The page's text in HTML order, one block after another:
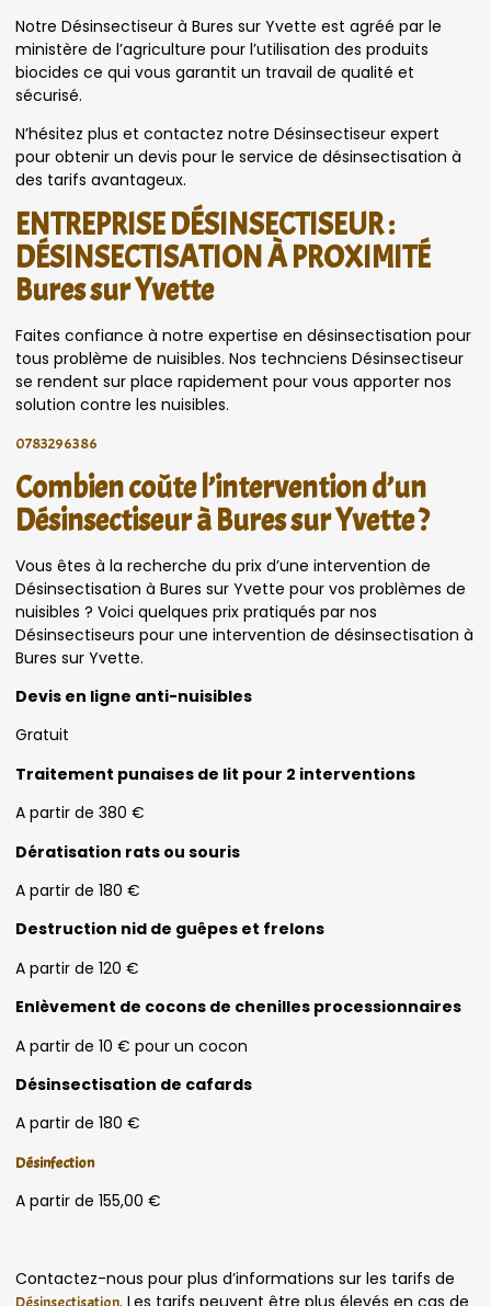
Notre Désinsectiseur à Bures sur Yvette est agréé par le
ministère de l’agriculture pour l’utilisation des produits
biocides ce qui vous garantit un travail de qualité et
sécurisé.
N’hésitez plus et contactez notre Désinsectiseur expert
pour obtenir un devis pour le service de désinsectisation à
des tarifs avantageux.
ENTREPRISE DÉSINSECTISEUR :
DÉSINSECTISATION À PROXIMITÉ
Bures sur Yvette
Faites confiance à notre expertise en désinsectisation pour
tous problème de nuisibles. Nos technciens Désinsectiseur
se rendent sur place rapidement pour vous apporter nos
solution contre les nuisibles.
0783296386
Combien coûte l’intervention d’un
Désinsectiseur à Bures sur Yvette ?
Vous êtes à la recherche du prix d’une intervention de
Désinsectisation à Bures sur Yvette pour vos problèmes de
nuisibles ? Voici quelques prix pratiqués par nos
Désinsectiseurs pour une intervention de désinsectisation à
Bures sur Yvette.
Devis en ligne anti-nuisibles
Gratuit
Traitement punaises de lit pour 2 interventions
A partir de 380 €
Dératisation rats ou souris
A partir de 180 €
Destruction nid de guêpes et frelons
A partir de 120 €
Enlèvement de cocons de chenilles processionnaires
A partir de 10 € pour un cocon
Désinsectisation de cafards
A partir de 180 €
Désinfection
A partir de 155,00 €
Contactez-nous pour plus d’informations sur les tarifs de
Désinsectisation. Les tarifs peuvent être plus élevés en cas de